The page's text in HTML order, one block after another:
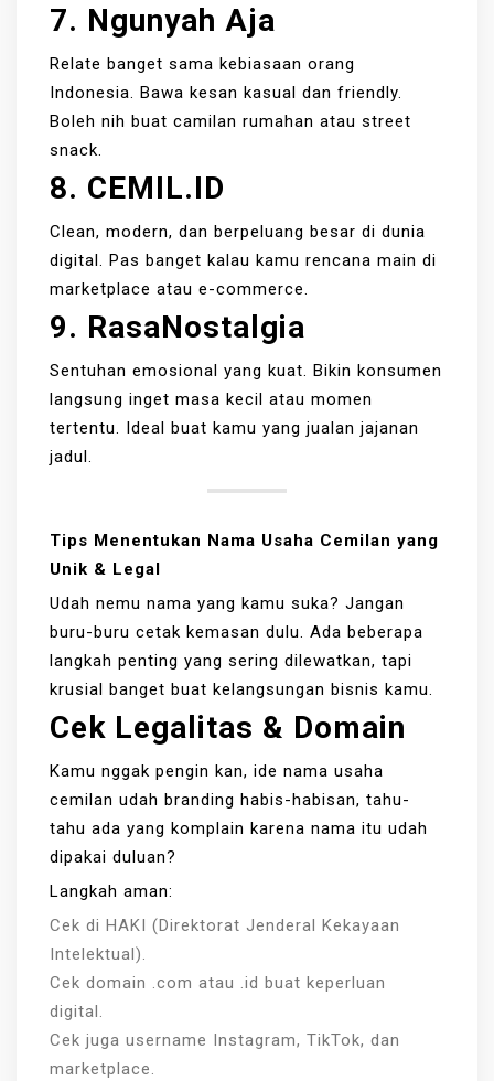
7. Ngunyah Aja
Relate banget sama kebiasaan orang
Indonesia. Bawa kesan kasual dan friendly.
Boleh nih buat camilan rumahan atau street
snack.
8. CEMIL.ID
Clean, modern, dan berpeluang besar di dunia
digital. Pas banget kalau kamu rencana main di
marketplace atau e-commerce.
9. RasaNostalgia
Sentuhan emosional yang kuat. Bikin konsumen
langsung inget masa kecil atau momen
tertentu. Ideal buat kamu yang jualan jajanan
jadul.
Tips Menentukan Nama Usaha Cemilan yang
Unik & Legal
Udah nemu nama yang kamu suka? Jangan
buru-buru cetak kemasan dulu. Ada beberapa
langkah penting yang sering dilewatkan, tapi
krusial banget buat kelangsungan bisnis kamu.
Cek Legalitas & Domain
Kamu nggak pengin kan, ide nama usaha
cemilan udah branding habis-habisan, tahu-
tahu ada yang komplain karena nama itu udah
dipakai duluan?
Langkah aman:
Cek di HAKI (Direktorat Jenderal Kekayaan
Intelektual).
Cek domain .com atau .id buat keperluan
digital.
Cek juga username Instagram, TikTok, dan
marketplace.